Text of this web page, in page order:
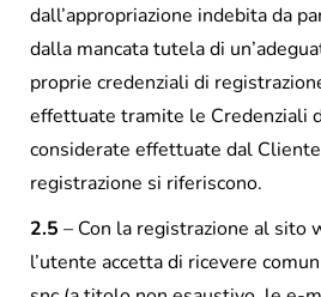
dall’appropriazione indebita da
dalla mancata tutela di
proprie credenziali di
effettuate tramite le Credenziali
considerate effettuate dal
registrazione si riferiscono.
2.5 – Con la registrazione al sito
l’utente accetta di ricevere